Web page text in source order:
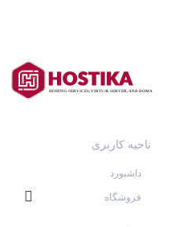
ناحیه کاربری
داشبورد
فروشگاه